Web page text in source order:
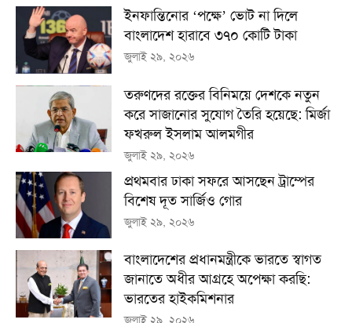
ইনফান্তিনোর ‘পক্ষে’ ভোট না দিলে
বাংলাদেশ হারাবে ৩৭০ কোটি টাকা
জুলাই ২৯, ২০২৬
তরুণদের রক্তের বিনিময়ে দেশকে নতুন
করে সাজানোর সুযোগ তৈরি হয়েছে: মির্জা
ফখরুল ইসলাম আলমগীর
জুলাই ২৯, ২০২৬
প্রথমবার ঢাকা সফরে আসছেন ট্রাম্পের
বিশেষ দূত সার্জিও গোর
জুলাই ২৯, ২০২৬
বাংলাদেশের প্রধানমন্ত্রীকে ভারতে স্বাগত
জানাতে অধীর আগ্রহে অপেক্ষা কর‌ছি:
ভারতের হাইকমিশনার